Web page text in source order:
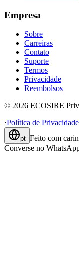
Empresa
Sobre
Carreiras
Contato
Suporte
Termos
Privacidade
Reembolsos
© 2026 ECOSIRE
·Política de Privacidade
pt Feito com
Converse no